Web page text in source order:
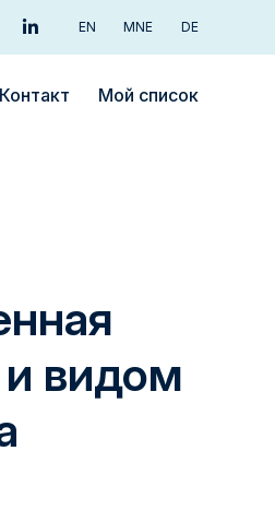
linkedinEN MNE DE
Контакт Мой список
видом